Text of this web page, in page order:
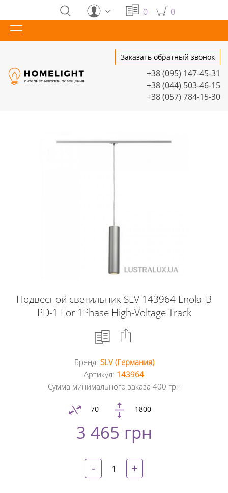
0 0
Заказать обратный звонок
+38 (095) 147-45-31
+38 (044) 503-46-15
+38 (057) 784-15-30
Подвесной светильник SLV 143964 Enola_B
PD-1 For 1Phase High-Voltage Track
Facebook
Twitter
Pinterest
Бренд: SLV (Германия)
Артикул: 143964
Сумма минимального заказа 400 грн
70 1800
3 465 грн
- +